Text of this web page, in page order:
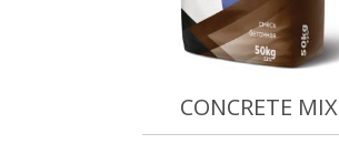
CONCRETE MIX